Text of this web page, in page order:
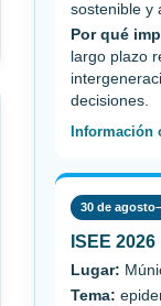
sostenible y
Por qué
largo plazo
decisiones.
Información
30 de
ISEE 2026
Lugar:
Tema: